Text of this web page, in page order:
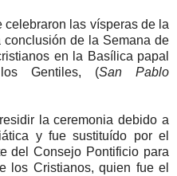
celebraron las vísperas de la
de la Semana de
en la Basílica papal
Gentiles, (San Pablo
la ceremonia debido a
y fue sustituído por el
del Consejo Pontificio para
los Cristianos, quien fue el